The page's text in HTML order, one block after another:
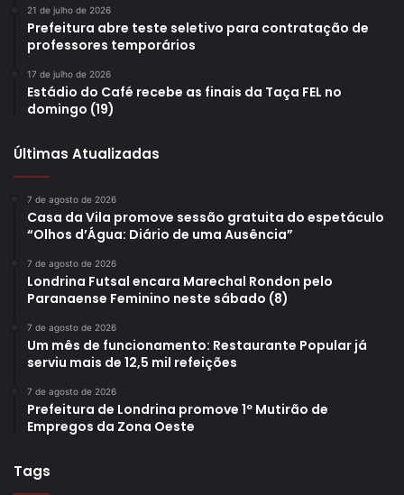
continente.
Etiquetas Diretoria de Vigilância em Saúde
sarampo
vacinação contra sarampo
21 de julho de 2026
Prefeitura abre teste seletivo para contratação de
professores temporários
17 de julho de 2026
Estádio do Café recebe as finais da Taça FEL no
domingo (19)
Últimas Atualizadas
7 de agosto de 2026
Casa da Vila promove sessão gratuita do espetáculo
“Olhos d’Água: Diário de uma Ausência”
7 de agosto de 2026
Londrina Futsal encara Marechal Rondon pelo
Paranaense Feminino neste sábado (8)
7 de agosto de 2026
Um mês de funcionamento: Restaurante Popular já
serviu mais de 12,5 mil refeições
7 de agosto de 2026
Prefeitura de Londrina promove 1º Mutirão de
Empregos da Zona Oeste
Tags